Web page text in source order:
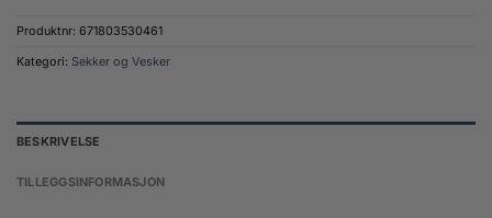
Produktnr: 671803530461
Kategori: Sekker og Vesker
BESKRIVELSE
TILLEGGSINFORMASJON